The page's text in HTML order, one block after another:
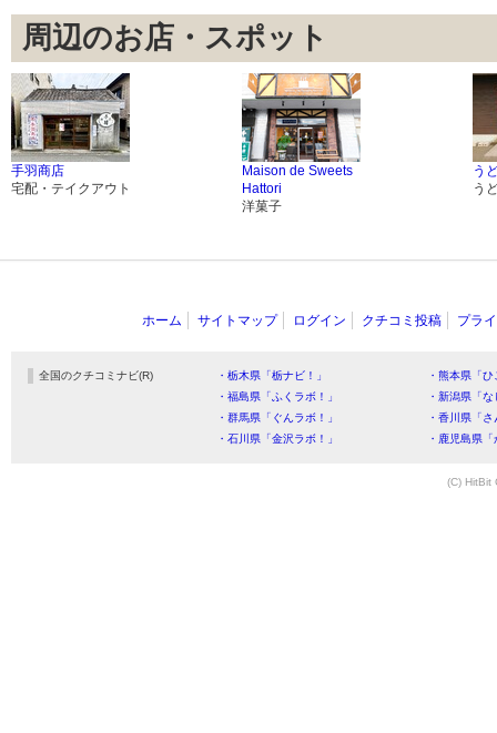
周辺のお店・スポット
手羽商店
宅配・テイクアウト
Maison de Sweets
Hattori
洋菓子
う
う
ホーム サイトマップ ログイン クチコミ投稿 プラ
全国のクチコミナビ(R) ・栃木県「栃ナビ！」
・熊本県「
・福島県「ふくラボ！」
・新潟県「
・群馬県「ぐんラボ！」
・香川県「
・石川県「金沢ラボ！」
・鹿児島県
(C) HitBit